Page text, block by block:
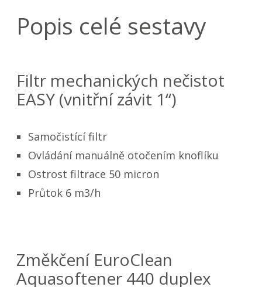
Popis celé sestavy
Filtr mechanických nečistot
EASY (vnitřní závit 1“)
Samočistící filtr
Ovládání manuálně otočením knoflíku
Ostrost filtrace 50 micron
Průtok 6 m3/h
Změkčení EuroClean
Aquasoftener 440 duplex